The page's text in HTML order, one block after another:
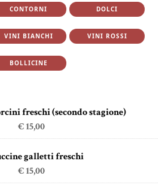
CONTORNI DOLCI
VINI BIANCHI VINI ROSSI
BOLLICINE
freschi (secondo stagione)
€ 15,00
galletti freschi
€ 15,00